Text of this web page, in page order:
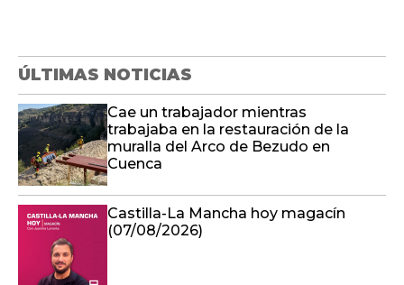
muralla del Arco de Bezudo en
Cuenca
Castilla-La Mancha hoy magacín
(07/08/2026)
Último boletín informativo 11:00h
07/08/2026